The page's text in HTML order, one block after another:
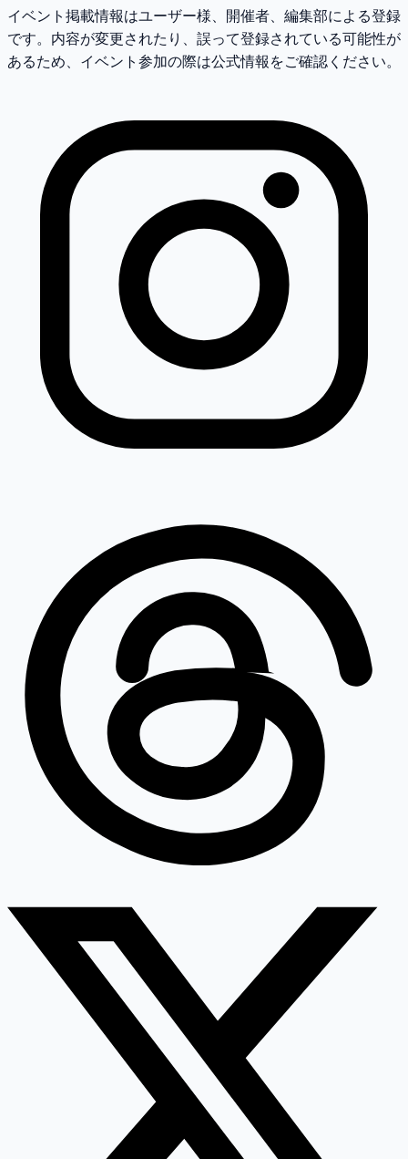
イベント掲載情報はユーザー様、開催者、編集部による登録
です。内容が変更されたり、誤って登録されている可能性が
あるため、イベント参加の際は公式情報をご確認ください。